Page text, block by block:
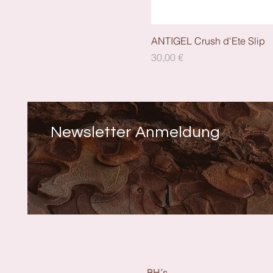
ANTIGEL Crush d'Ete Slip
Preis
30,00 €
Newsletter Anmeldung
Alle Kategorien in der